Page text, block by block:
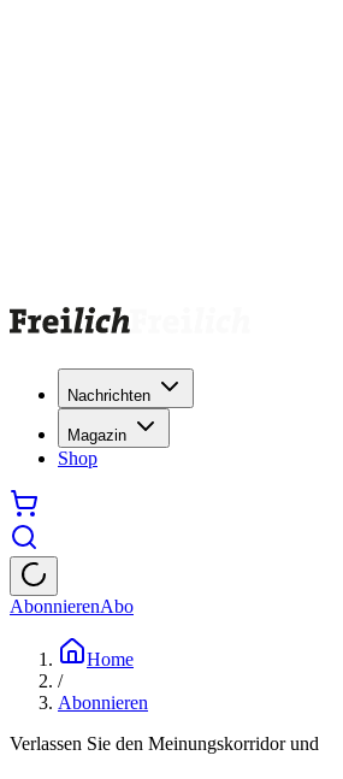
Nachrichten
Magazin
Shop
AbonnierenAbo
Home
/
Abonnieren
Verlassen Sie den Meinungskorridor und